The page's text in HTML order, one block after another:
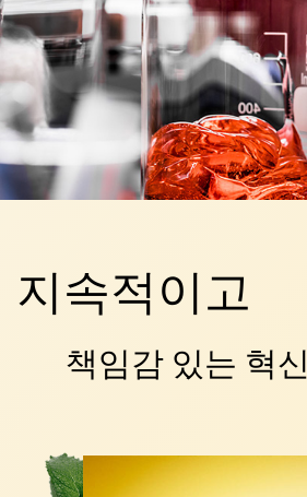
지속적이고
책임감 있는 혁신